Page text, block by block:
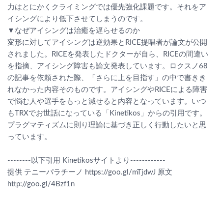
力はとにかくクライミングでは優先強化課題です。それをア
イシングにより低下させてしまうのです。
▼なぜアイシングは治癒を遅らせるのか
変形に対してアイシングは逆効果とRICE提唱者が論文が公開
されました。RICEを発表したドクターが自ら、RICEの間違い
を指摘、アイシング障害も論文発表しています。ロクスノ68
の記事を依頼された際、「さらに上を目指す」の中で書きき
れなかった内容そのものです。アイシングやRICEによる障害
で悩む人や選手をもっと減せると内容となっています。いつ
もTRXでお世話になっている「Kinetikos」からの引用です。
プラグマティズムに則り理論に基づき正しく行動したいと思
っています。
--------以下引用 Kinetikosサイトより------------
提供 テニーパラチーノ https://goo.gl/mTjdwJ 原文
http://goo.gl/4Bzf1n